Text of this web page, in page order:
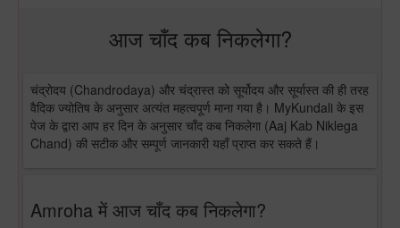
आज चाँद कब निकलेगा?
चंद्रोदय (Chandrodaya) और चंद्रास्त को सूर्योदय और सूर्यास्त की ही तरह
वैदिक ज्योतिष के अनुसार अत्यंत महत्वपूर्ण माना गया है। MyKundali के इस
पेज के द्वारा आप हर दिन के अनुसार चाँद कब निकलेगा (Aaj Kab Niklega
Chand) की सटीक और सम्पूर्ण जानकारी यहाँ प्राप्त कर सकते हैं।
Amroha में आज चाँद कब निकलेगा?